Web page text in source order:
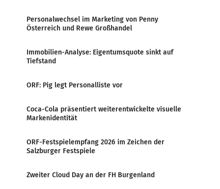
Personalwechsel im Marketing von Penny
Österreich und Rewe Großhandel
Immobilien-Analyse: Eigentumsquote sinkt auf
Tiefstand
ORF: Pig legt Personalliste vor
Coca-Cola präsentiert weiterentwickelte visuelle
Markenidentität
ORF-Festspielempfang 2026 im Zeichen der
Salzburger Festspiele
Zweiter Cloud Day an der FH Burgenland